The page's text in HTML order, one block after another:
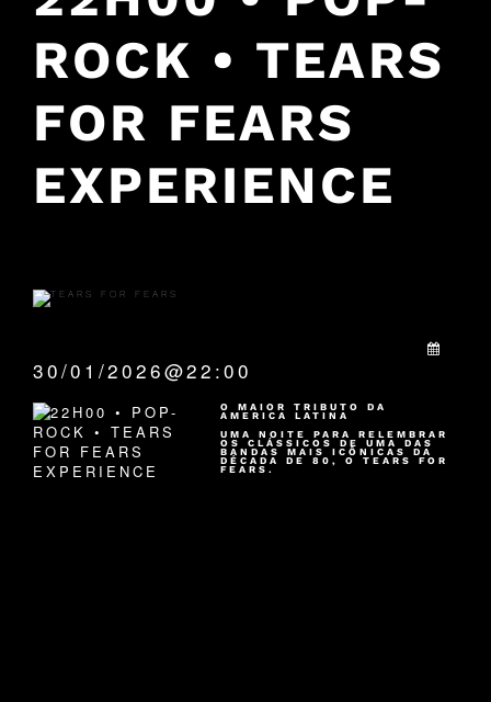
ROCK • TEARS
FOR FEARS
EXPERIENCE
30/01/2026@22:00
O MAIOR TRIBUTO DA
AMERICA LATINA
UMA NOITE PARA RELEMBRAR
OS CLÁSSICOS DE UMA DAS
BANDAS MAIS ICÔNICAS DA
DÉCADA DE 80, O TEARS FOR
FEARS.